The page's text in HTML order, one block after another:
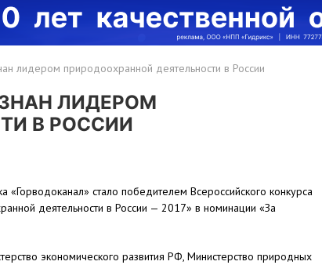
лидером природоохранной деятельности в России
ЛИДЕРОМ
В РОССИИ
«Горводоканал» стало победителем Всероссийского конкурса
деятельности в России — 2017» в номинации «За
экономического развития РФ, Министерство природных